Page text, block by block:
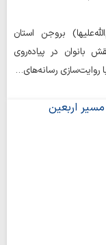
بروجن استان
بانوان در پیاده‌روی
روایت‌سازی رسانه‌های…